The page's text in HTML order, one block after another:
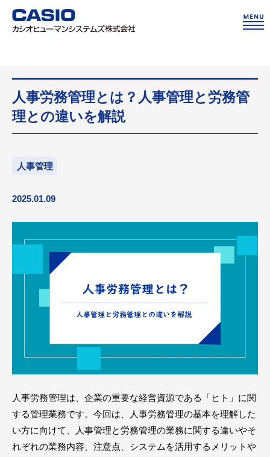
人事労務管理とは？人事管理と労務管
理との違いを解説
人事管理
2025.01.09
人事労務管理は、企業の重要な経営資源である「ヒト」に関
する管理業務です。今回は、人事労務管理の基本を理解した
い方に向けて、人事管理と労務管理の業務に関する違いやそ
れぞれの業務内容、注意点、システムを活用するメリットや